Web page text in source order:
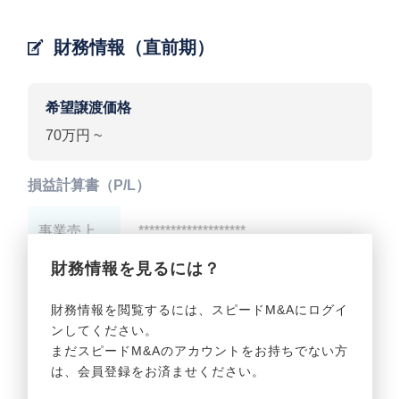
財務情報（直前期）
希望譲渡価格
70万円 ~
財務情報を見るには？
財務情報を閲覧するには、スピードM&Aにログイ
ンしてください。
まだスピードM&Aのアカウントをお持ちでない方
は、会員登録をお済ませください。
損益計算書（P/L）
事業売上 ********************
事業利益 ********************
貸借対照表（B/S）
事業資産 ********************